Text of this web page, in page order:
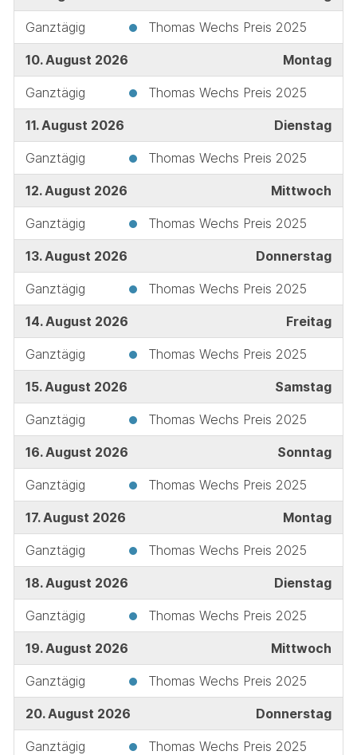
Ganztägig Thomas Wechs Preis 2025
10. August 2026 Montag
Ganztägig Thomas Wechs Preis 2025
11. August 2026 Dienstag
Ganztägig Thomas Wechs Preis 2025
12. August 2026 Mittwoch
Ganztägig Thomas Wechs Preis 2025
13. August 2026 Donnerstag
Ganztägig Thomas Wechs Preis 2025
14. August 2026 Freitag
Ganztägig Thomas Wechs Preis 2025
15. August 2026 Samstag
Ganztägig Thomas Wechs Preis 2025
16. August 2026 Sonntag
Ganztägig Thomas Wechs Preis 2025
17. August 2026 Montag
Ganztägig Thomas Wechs Preis 2025
18. August 2026 Dienstag
Ganztägig Thomas Wechs Preis 2025
19. August 2026 Mittwoch
Ganztägig Thomas Wechs Preis 2025
20. August 2026 Donnerstag
Ganztägig Thomas Wechs Preis 2025